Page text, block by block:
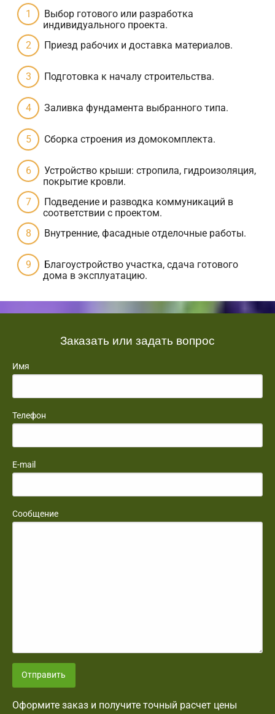
Выбор готового или разработка
индивидуального проекта.
Приезд рабочих и доставка материалов.
Подготовка к началу строительства.
Заливка фундамента выбранного типа.
Сборка строения из домокомплекта.
Устройство крыши: стропила, гидроизоляция,
покрытие кровли.
Подведение и разводка коммуникаций в
соответствии с проектом.
Внутренние, фасадные отделочные работы.
Благоустройство участка, сдача готового
дома в эксплуатацию.
Заказать или задать вопрос
Имя
Телефон
E-mail
Сообщение
Отправить
Оформите заказ и получите точный расчет цены